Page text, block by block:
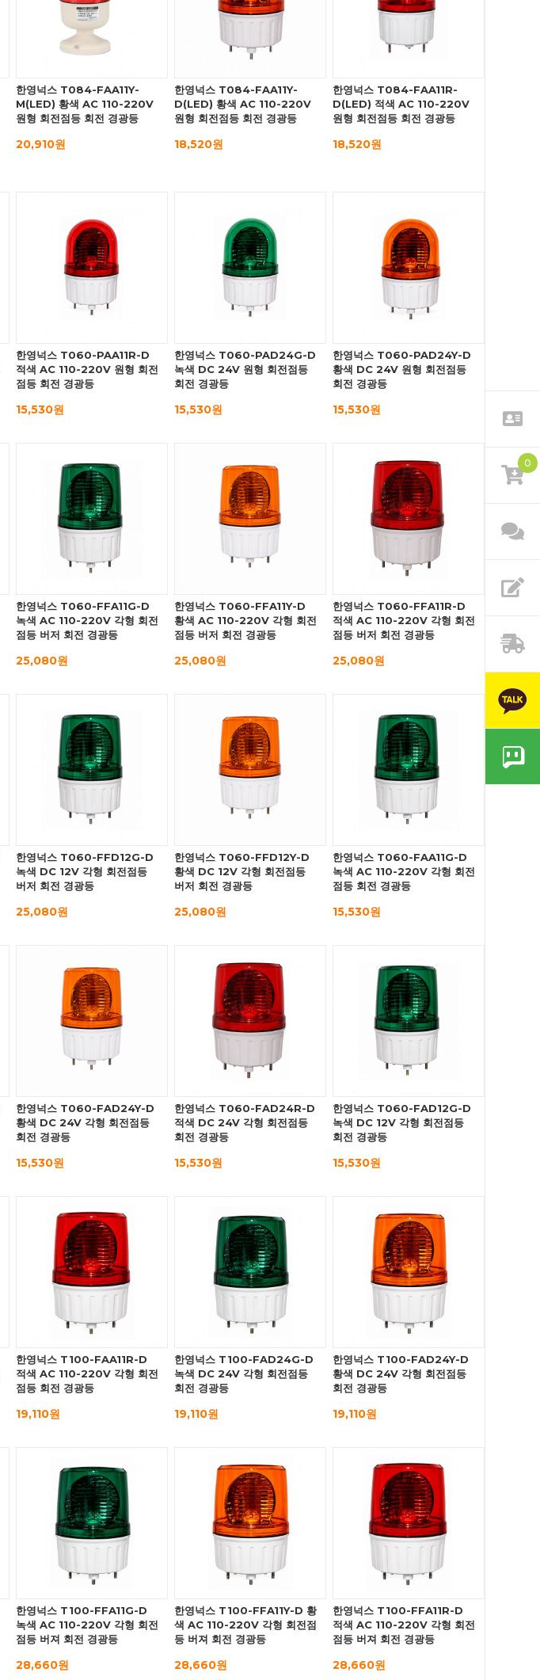
0
한영넉스 T084-FAA11Y-
M(LED) 황색 AC 110-220V
원형 회전점등 회전 경광등
20,910원
한영넉스 T084-FAA11Y-
D(LED) 황색 AC 110-220V
원형 회전점등 회전 경광등
18,520원
한영넉스 T084-FAA11R-
D(LED) 적색 AC 110-220V
원형 회전점등 회전 경광등
18,520원
한영넉스 T060-PAA11R-D
적색 AC 110-220V 원형 회전
점등 회전 경광등
15,530원
한영넉스 T060-PAD24G-D
녹색 DC 24V 원형 회전점등
회전 경광등
15,530원
한영넉스 T060-PAD24Y-D
황색 DC 24V 원형 회전점등
회전 경광등
15,530원
한영넉스 T060-FFA11G-D
녹색 AC 110-220V 각형 회전
점등 버저 회전 경광등
25,080원
한영넉스 T060-FFA11Y-D
황색 AC 110-220V 각형 회전
점등 버저 회전 경광등
25,080원
한영넉스 T060-FFA11R-D
적색 AC 110-220V 각형 회전
점등 버저 회전 경광등
25,080원
한영넉스 T060-FFD12G-D
녹색 DC 12V 각형 회전점등
버저 회전 경광등
25,080원
한영넉스 T060-FFD12Y-D
황색 DC 12V 각형 회전점등
버저 회전 경광등
25,080원
한영넉스 T060-FAA11G-D
녹색 AC 110-220V 각형 회전
점등 회전 경광등
15,530원
한영넉스 T060-FAD24Y-D
황색 DC 24V 각형 회전점등
회전 경광등
15,530원
한영넉스 T060-FAD24R-D
적색 DC 24V 각형 회전점등
회전 경광등
15,530원
한영넉스 T060-FAD12G-D
녹색 DC 12V 각형 회전점등
회전 경광등
15,530원
한영넉스 T100-FAA11R-D
적색 AC 110-220V 각형 회전
점등 회전 경광등
19,110원
한영넉스 T100-FAD24G-D
녹색 DC 24V 각형 회전점등
회전 경광등
19,110원
한영넉스 T100-FAD24Y-D
황색 DC 24V 각형 회전점등
회전 경광등
19,110원
한영넉스 T100-FFA11G-D
녹색 AC 110-220V 각형 회전
점등 버져 회전 경광등
28,660원
한영넉스 T100-FFA11Y-D 황
색 AC 110-220V 각형 회전점
등 버져 회전 경광등
28,660원
한영넉스 T100-FFA11R-D
적색 AC 110-220V 각형 회전
점등 버져 회전 경광등
28,660원